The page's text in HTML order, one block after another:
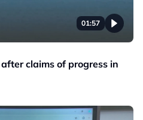
01:57
claims of progress in